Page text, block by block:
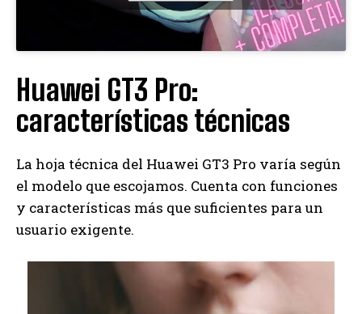
Huawei GT3 Pro:
características técnicas
La hoja técnica del Huawei GT3 Pro varía según
el modelo que escojamos. Cuenta con funciones
y características más que suficientes para un
usuario exigente.